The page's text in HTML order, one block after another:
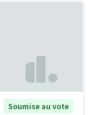
Soumise au vote